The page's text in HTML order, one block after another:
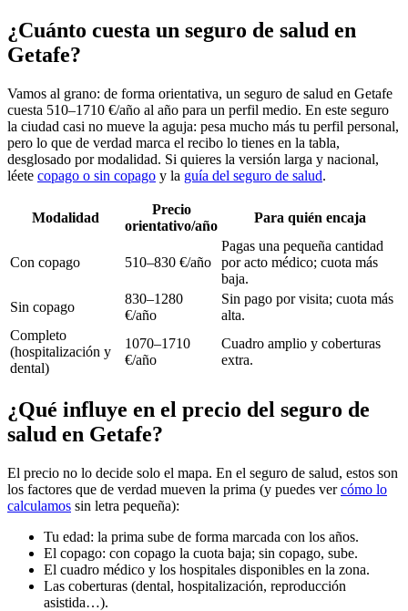
¿Cuánto cuesta un seguro de salud en
Getafe?
Vamos al grano: de forma orientativa, un seguro de salud en Getafe
cuesta 510–1710 €/año al año para un perfil medio. En este seguro
la ciudad casi no mueve la aguja: pesa mucho más tu perfil personal,
pero lo que de verdad marca el recibo lo tienes en la tabla,
desglosado por modalidad. Si quieres la versión larga y nacional,
léete copago o sin copago y la guía del seguro de salud.
Modalidad
Precio
orientativo/año
Para quién encaja
Con copago 510–830 €/año
Pagas una pequeña cantidad
por acto médico; cuota más
baja.
Sin copago
830–1280
€/año
Sin pago por visita; cuota más
alta.
Completo
(hospitalización y
dental)
1070–1710
€/año
Cuadro amplio y coberturas
extra.
¿Qué influye en el precio del seguro de
salud en Getafe?
El precio no lo decide solo el mapa. En el seguro de salud, estos son
los factores que de verdad mueven la prima (y puedes vercómo lo
calculamos sin letra pequeña):
Tu edad: la prima sube de forma marcada con los años.
El copago: con copago la cuota baja; sin copago, sube.
El cuadro médico y los hospitales disponibles en la zona.
Las coberturas (dental, hospitalización, reproducción
asistida…).